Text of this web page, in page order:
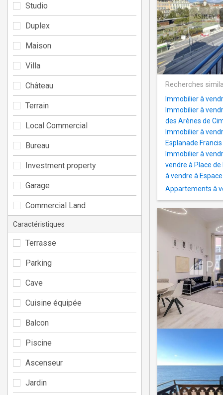
Recherches
Immobilier à
Immobilier à
des Arènes de
Immobilier à
Esplanade
Immobilier à
vendre à Place de
à vendre à
Appartements à
Studio
Duplex
Maison
Villa
Château
Terrain
Local Commercial
Bureau
Investment property
Garage
Commercial Land
Caractéristiques
Terrasse
Parking
Cave
Cuisine équipée
Balcon
Piscine
Ascenseur
Jardin